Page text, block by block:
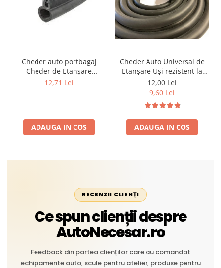
Cheder auto portbagaj
Cheder de Etanșare
Profesional din Cauciuc -
Liniar
12,71 Lei
ADAUGA IN COS
Cheder Auto Universal de
Etanșare Uși rezistent la
intemperii, raze UV,
îmbătrânire și temperaturi
extreme
12,00 Lei
9,60 Lei
ADAUGA IN COS
RECENZII CLIENȚI
Ce spun clienții despre
AutoNecesar.ro
Feedback din partea clienților care au comandat
echipamente auto, scule pentru atelier, produse pentru